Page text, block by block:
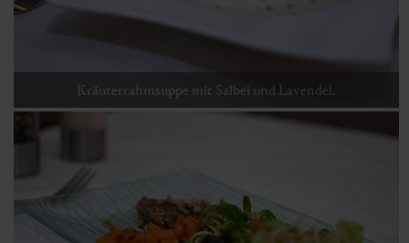
Kräuterrahmsuppe mit Salbei und Lavendel.